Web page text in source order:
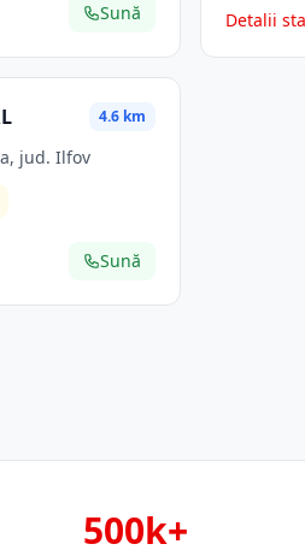
Sună Detalii
4.6 km
jud. Ilfov
Sună
500k+